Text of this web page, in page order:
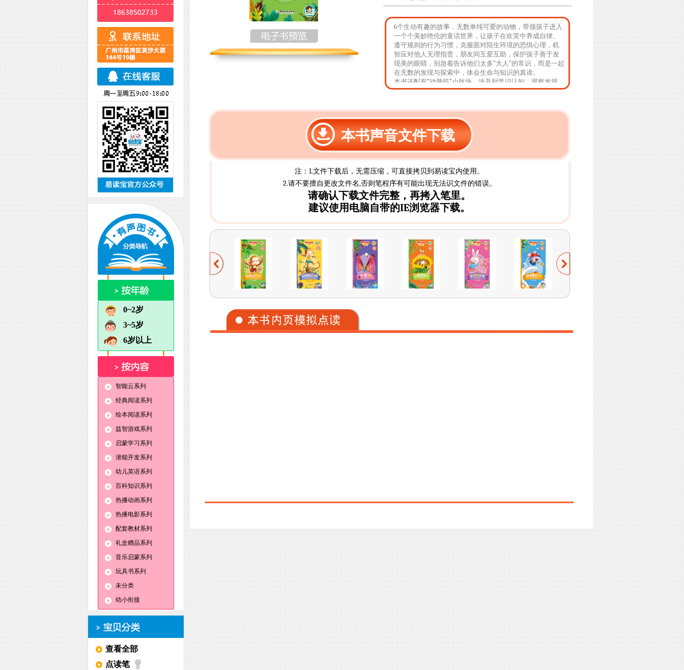
0~2岁
3~5岁
6岁以上
智能云系列
经典阅读系列
绘本阅读系列
益智游戏系列
启蒙学习系列
潜能开发系列
幼儿英语系列
百科知识系列
热播动画系列
热播电影系列
配套教材系列
礼盒赠品系列
音乐启蒙系列
玩具书系列
未分类
幼小衔接
查看全部
点读笔
6个生动有趣的故事，无数单纯可爱的动物，带领孩子进入
一个个美妙绝伦的童话世界，让孩子在欢笑中养成自律、
遵守规则的行为习惯，克服面对陌生环境的恐惧心理，机
智应对他人无理指责，朋友间互爱互助，保护孩子善于发
现美的眼睛，别急着告诉他们太多“大人”的常识，而是一起
在无数的发现与探索中，体会生命与知识的真谛。
本书还配有“动脑筋”小版块，涉及到常识认知，观察发现，
文字谜语等方面，让孩子在阅读绘本的同时，积极思考，
本书声音文件下载
注：1.文件下载后，无需压缩，可直接拷贝到易读宝内使用。
2.请不要擅自更改文件名,否则笔程序有可能出现无法识文件的错误。
请确认下载文件完整，再拷入笔里。
建议使用电脑自带的IE浏览器下载。